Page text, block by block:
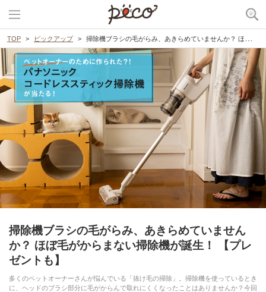
TOP ピックアップ 掃除機ブラシの毛がらみ、あきらめていませんか？ ほぼ毛がからまない掃除機が誕生！ 【プレゼントも】
掃除機ブラシの毛がらみ、あきらめていません
か？ ほぼ毛がからまない掃除機が誕生！ 【プレ
ゼントも】
多くのペットオーナーさんが悩んでいる「抜け毛の掃除」。掃除機を使っているとき
に、ヘッドのブラシ部分に毛がからんで取れにくくなったことはありませんか？今回